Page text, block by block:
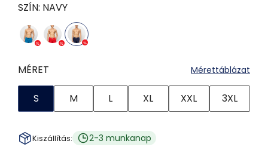
SZÍN: NAVY
MÉRET Mérettáblázat
S M L XL XXL 3XL
Kiszállítás:
2-3 munkanap